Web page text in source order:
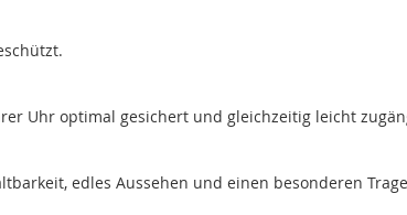
Uhr optimal gesichert und gleichzeitig leicht
edles Aussehen und einen besonderen